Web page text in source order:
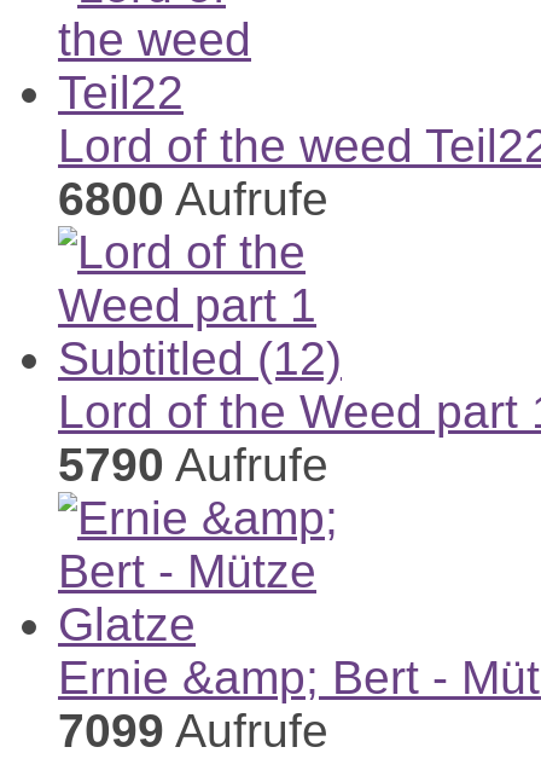
Lord of the weed
6800 Aufrufe
Lord of the Weed part
5790 Aufrufe
Ernie &amp; Bert -
7099 Aufrufe